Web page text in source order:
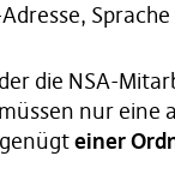
die NSA-
nur
einer